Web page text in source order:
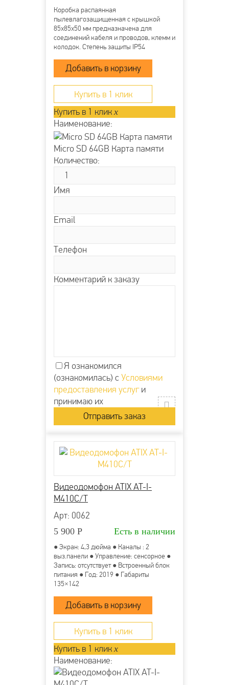
Коробка распаянная
пылевлагозащищенная с крышкой
85х85х50 мм предназначена для
соединений кабеля и проводов, клемм и
колодок. Степень защиты IP54
от ударов, пыли и влаги. Она
производится из прочного пластика
полипропилена и применяется для
открытой проводки....
Купить в 1 клик
Купить в 1 клик x
Наименование:
Micro SD 64GB Карта памяти
Количество:
Имя
Email
Телефон
Комментарий к заказу
Я ознакомился
(ознакомилась) с Условиями
предоставления услуги
принимаю их
Видеодомофон ATIX AT-I-
М410C/T
Арт: 0062
5 900 Р Есть в наличии
● Экран: 4,3 дюйма ● Каналы : 2
выз.панели ● Управление: сенсорное ●
Запись: отсутствует ● Встроенный блок
питания ● Год: 2019 ● Габариты
135×142
Купить в 1 клик
Купить в 1 клик x
Наименование: